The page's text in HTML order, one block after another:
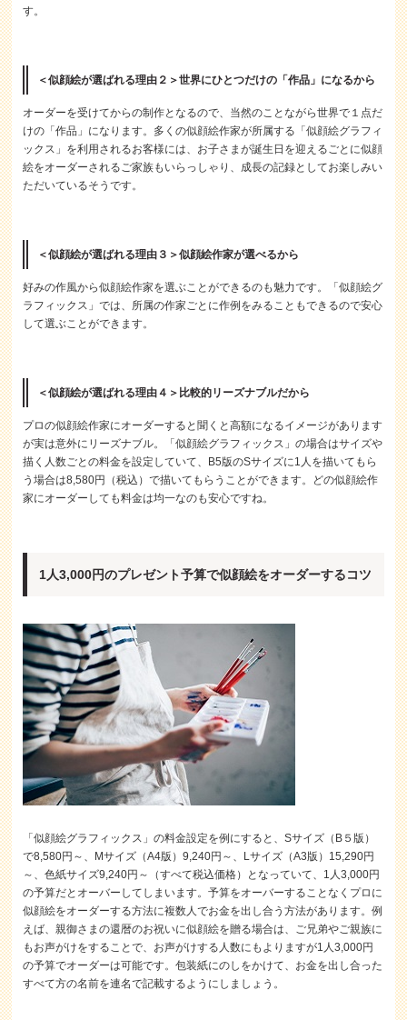
す。
＜似顔絵が選ばれる理由２＞世界にひとつだけの「作品」になるから
オーダーを受けてからの制作となるので、当然のことながら世界で１点だ
けの「作品」になります。多くの似顔絵作家が所属する「似顔絵グラフィ
ックス」を利用されるお客様には、お子さまが誕生日を迎えるごとに似顔
絵をオーダーされるご家族もいらっしゃり、成長の記録としてお楽しみい
ただいているそうです。
＜似顔絵が選ばれる理由３＞似顔絵作家が選べるから
好みの作風から似顔絵作家を選ぶことができるのも魅力です。「似顔絵グ
ラフィックス」では、所属の作家ごとに作例をみることもできるので安心
して選ぶことができます。
＜似顔絵が選ばれる理由４＞比較的リーズナブルだから
プロの似顔絵作家にオーダーすると聞くと高額になるイメージがあります
が実は意外にリーズナブル。「似顔絵グラフィックス」の場合はサイズや
描く人数ごとの料金を設定していて、B5版のSサイズに1人を描いてもら
う場合は8,580円（税込）で描いてもらうことができます。どの似顔絵作
家にオーダーしても料金は均一なのも安心ですね。
1人3,000円のプレゼント予算で似顔絵をオーダーするコツ
「似顔絵グラフィックス」の料金設定を例にすると、Sサイズ（B５版）
で8,580円～、Mサイズ（A4版）9,240円～、Lサイズ（A3版）15,290円
～、色紙サイズ9,240円～（すべて税込価格）となっていて、1人3,000円
の予算だとオーバーしてしまいます。予算をオーバーすることなくプロに
似顔絵をオーダーする方法に複数人でお金を出し合う方法があります。例
えば、親御さまの還暦のお祝いに似顔絵を贈る場合は、ご兄弟やご親族に
もお声がけをすることで、お声がけする人数にもよりますが1人3,000円
の予算でオーダーは可能です。包装紙にのしをかけて、お金を出し合った
すべて方の名前を連名で記載するようにしましょう。